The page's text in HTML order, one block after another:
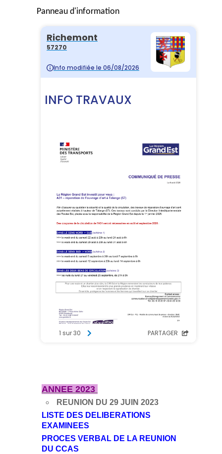
Panneau d'information
ANNEE 2023
REUNION DU 29 JUIN 2023
LISTE DES DELIBERATIONS
EXAMINEES
PROCES VERBAL DE LA REUNION
DU CCAS